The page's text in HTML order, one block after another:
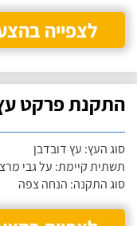
לצפייה
התקנת פרקט
סוג העץ: עץ דובדבן
תשתית קיימת: על גבי
סוג התקנה: הנחה צפה